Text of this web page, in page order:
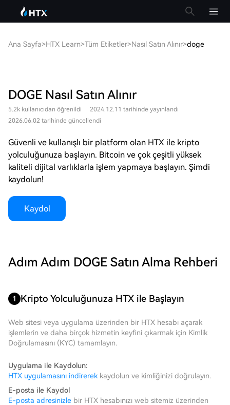
Ana Sayfa>HTX Learn>Tüm Etiketler>Nasıl Satın Alınır>doge
DOGE Nasıl Satın Alınır
5.2k kullanıcıdan öğrenildi
2024.12.11 tarihinde yayınlandı
2026.06.02 tarihinde güncellendi
Güvenli ve kullanışlı bir platform olan HTX ile kripto
yolculuğunuza başlayın. Bitcoin ve çok çeşitli yüksek
kaliteli dijital varlıklarla işlem yapmaya başlayın. Şimdi
kaydolun!
Kaydol
Adım Adım DOGE Satın Alma Rehberi
1 Kripto Yolculuğunuza HTX ile Başlayın
Web sitesi veya uygulama üzerinden bir HTX hesabı açarak
işlemlerin ve daha birçok hizmetin keyfini çıkarmak için Kimlik
Doğrulamasını (KYC) tamamlayın.
Uygulama ile Kaydolun:
HTX uygulamasını indirerek kaydolun ve kimliğinizi doğrulayın.
E-posta ile Kaydol
E-posta adresinizle bir HTX hesabınızı web sitemiz üzerinden